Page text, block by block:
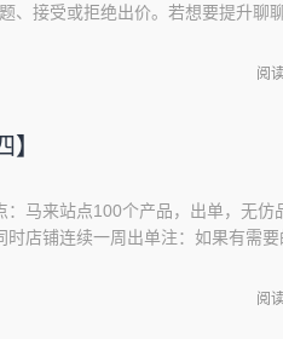
、接受或拒绝出价。若想要提升聊
动回复的信息不列入计算）加权计
阅
马来站点100个产品，出单，无仿
店铺连续一周出单注：如果有需要
日均出单）＞52、第三个店铺：该
尽快上传
阅